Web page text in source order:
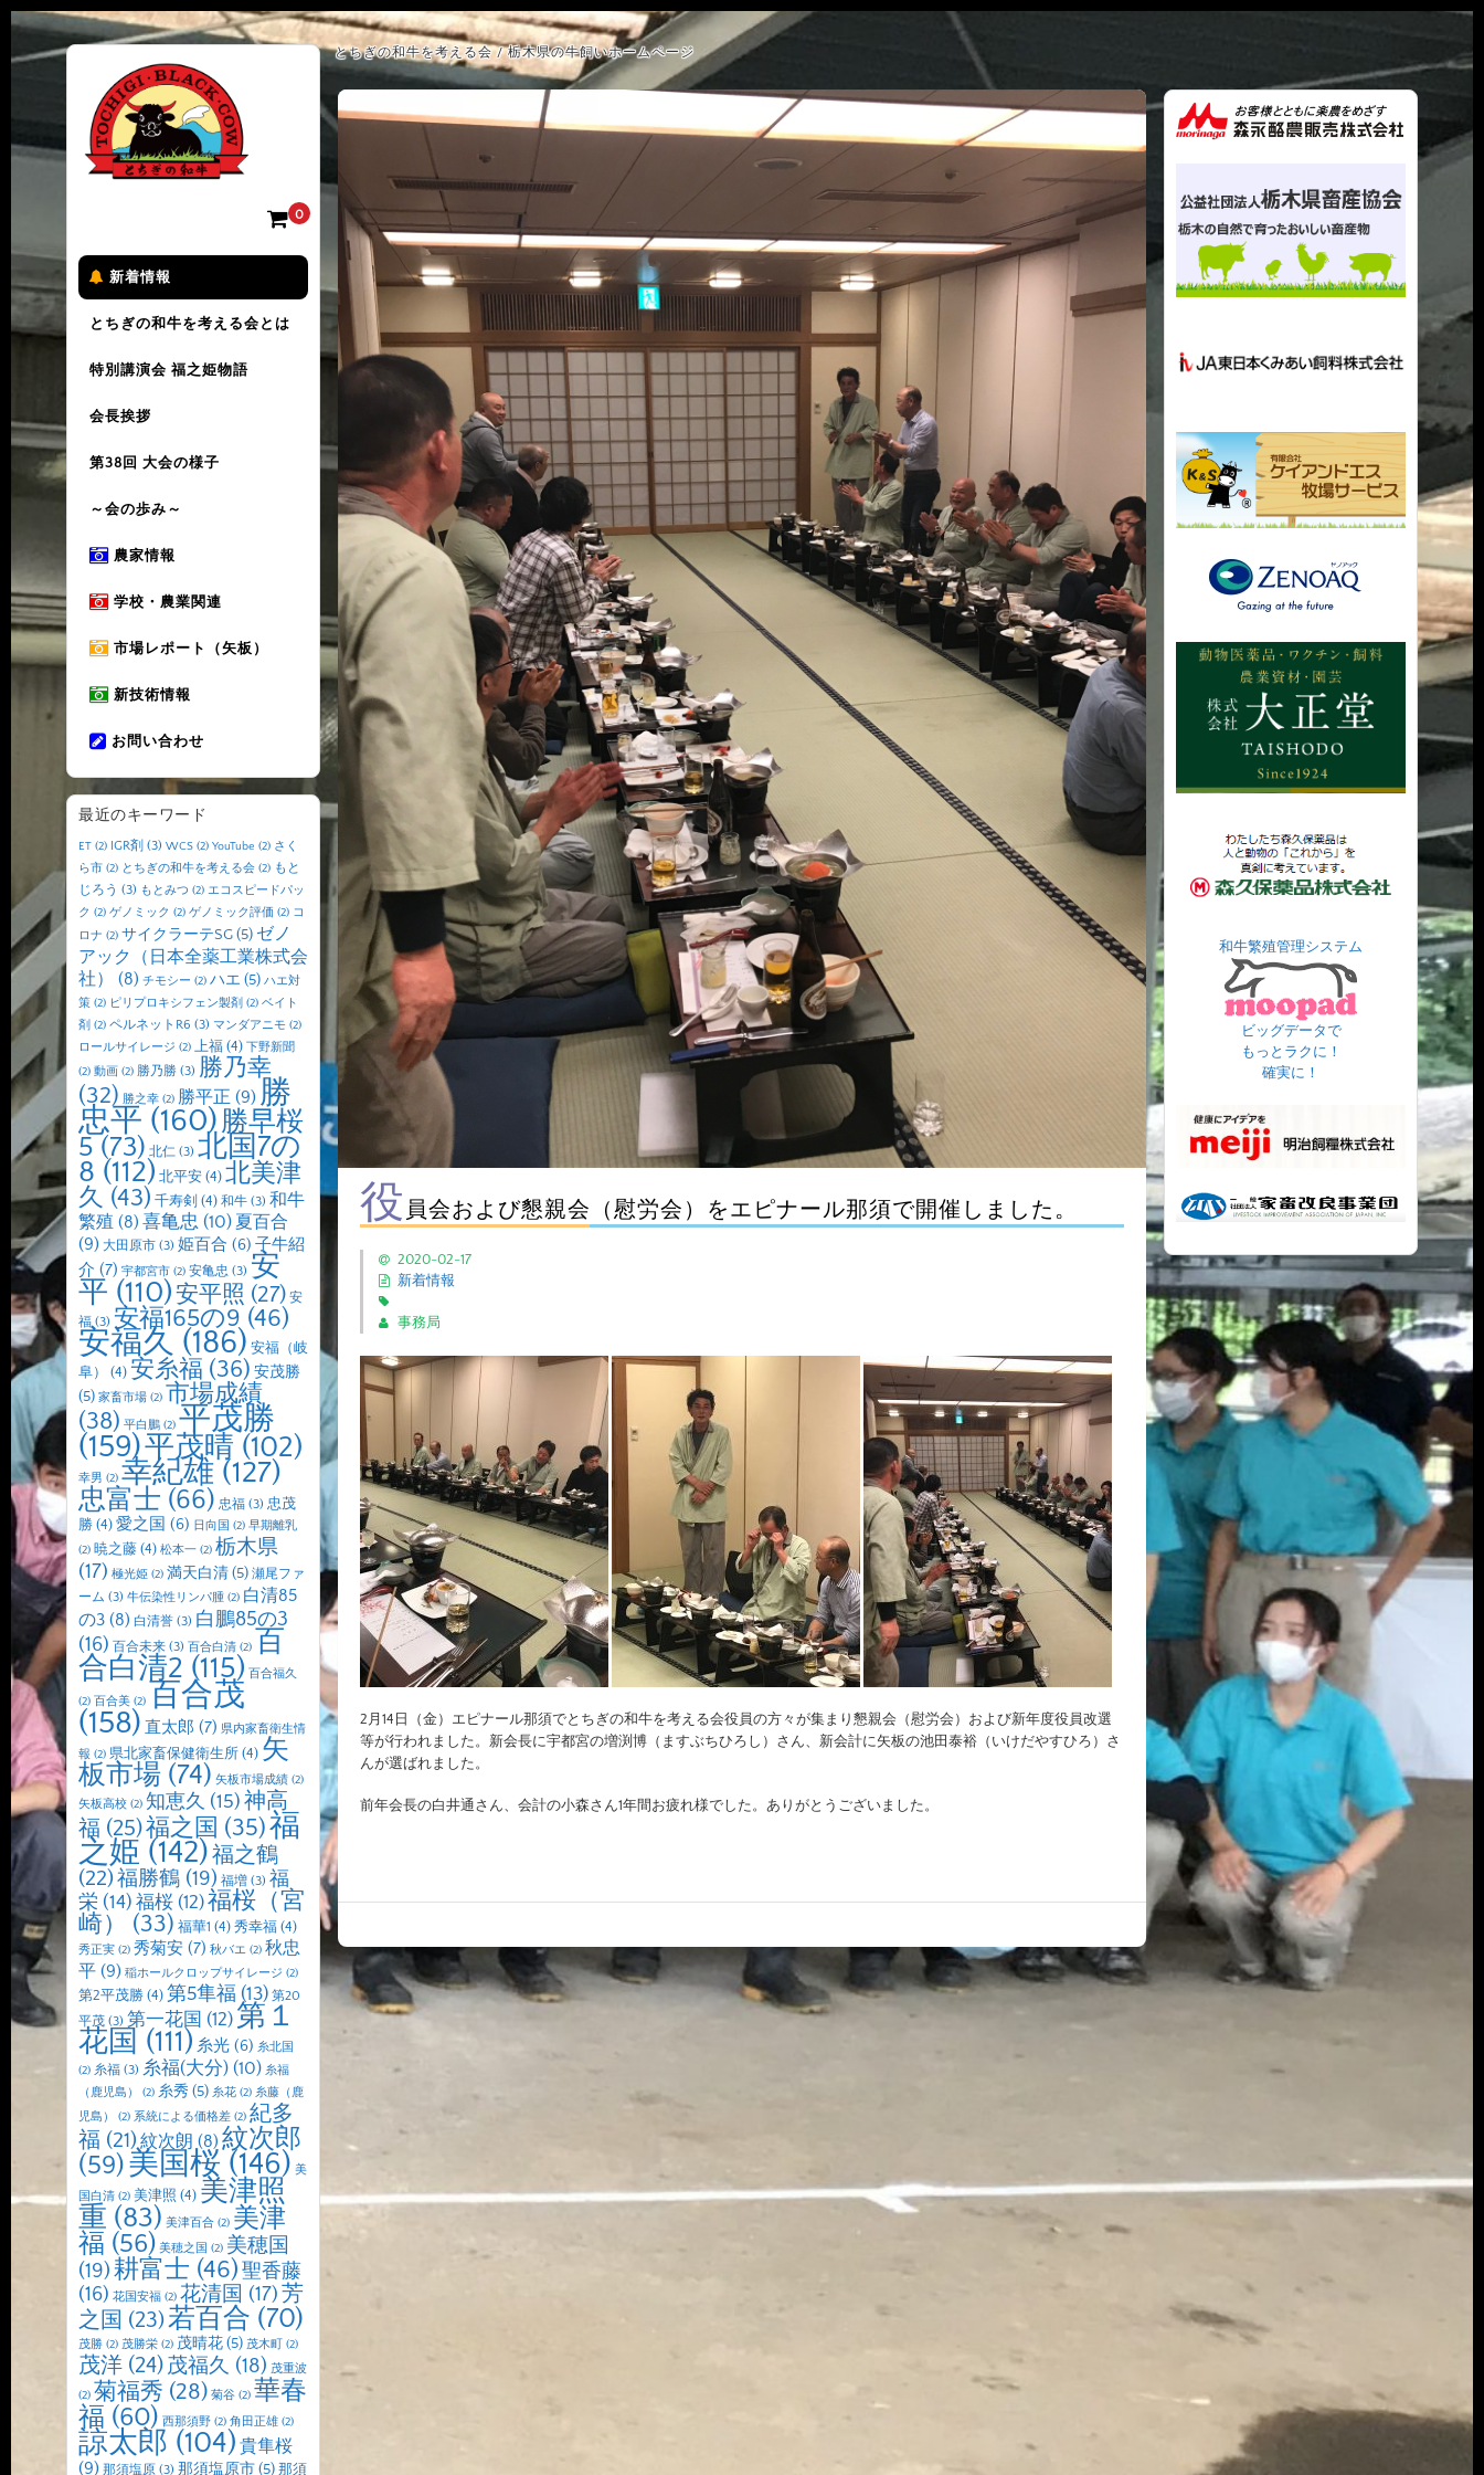
とちぎの和牛を考える会 / 栃木県の牛飼いホームページ
0
新着情報
とちぎの和牛を考える会とは
特別講演会 福之姫物語
会長挨拶
第38回 大会の様子
～会の歩み～
農家情報
学校・農業関連
市場レポート（矢板）
新技術情報
お問い合わせ
役 員会および懇親会（慰労会）をエピナール那須で開催しました。
2020-02-17
新着情報
事務局
2月14日（金）エピナール那須でとちぎの和牛を考える会役員の方々が集まり懇親会（慰労会）および新年度役員改選
等が行われました。新会長に宇都宮の増渕博（ますぶちひろし）さん、新会計に矢板の池田泰裕（いけだやすひろ）さ
んが選ばれました。
前年会長の白井通さん、会計の小森さん1年間お疲れ様でした。ありがとうございました。
和牛繁殖管理システム
ビッグデータで
もっとラクに！
確実に！
最近のキーワード
ET (2) IGR剤 (3) WCS (2) YouTube (2) さく
ら市 (2) とちぎの和牛を考える会 (2) もと
じろう (3) もとみつ (2) エコスピードパッ
ク (2) ゲノミック (2) ゲノミック評価 (2) コ
ロナ (2) サイクラーテSG(5) ゼノ
アック（日本全薬工業株式会
社）
(8) チモシー (2) ハエ (5) ハエ対
策 (2) ピリプロキシフェン製剤 (2) ベイト
剤 (2) ペルネットR6 (3) マンダアニモ (2)
ロールサイレージ (2) 上福 (4) 下野新聞
(2) 動画 (2) 勝乃勝 (3) 勝乃幸
(32) 勝之幸 (2) 勝平正 (9) 勝
忠平 (160)勝早桜
5 (73) 北仁 (3) 北国7の
8 (112) 北平安 (4) 北美津
久 (43) 千寿剣 (4) 和牛 (3) 和牛
繁殖 (8) 喜亀忠 (10) 夏百合
(9) 大田原市 (3) 姫百合 (6) 子牛紹
介 (7) 宇都宮市 (2) 安亀忠 (3) 安
平 (110)安平照 (27) 安
福(3) 安福165の9 (46)
安福久 (186) 安福（岐
阜）
(4) 安糸福 (36) 安茂勝
(5) 家畜市場 (2) 市場成績
(38) 平白鵬 (2) 平茂勝
(159)平茂晴 (102)
幸男 (2) 幸紀雄 (127)
忠富士 (66) 忠福 (3) 忠茂
勝 (4) 愛之国 (6) 日向国 (2) 早期離乳
(2) 暁之藤 (4) 松本一 (2) 栃木県
(17) 極光姫 (2) 満天白清(5) 瀬尾ファ
ーム (3) 牛伝染性リンパ腫 (2) 白清85
の3 (8) 白清誉 (3) 白鵬85の3
(16) 百合未来 (3) 百合白清 (2) 百
合白清2 (115) 百合福久
(2) 百合美 (2)
百合茂
(158) 直太郎 (7) 県内家畜衛生情
報 (2) 県北家畜保健衛生所 (4) 矢
板市場 (74) 矢板市場成績 (2)
矢板高校 (2) 知恵久 (15) 神高
福 (25)福之国 (35)福
之姫 (142)福之鶴
(22)福勝鶴 (19) 福増 (3) 福
栄 (14) 福桜 (12)福桜（宮
崎）
(33) 福華1 (4) 秀幸福 (4)
秀正実 (2) 秀菊安 (7) 秋バエ (2) 秋忠
平 (9) 稲ホールクロップサイレージ (2)
第2平茂勝 (4) 第5隼福 (13) 第20
平茂 (3) 第一花国 (12) 第１
花国 (111) 糸光 (6) 糸北国
(2) 糸福 (3) 糸福(大分) (10) 糸福
（鹿児島）
(2) 糸秀 (5) 糸花 (2) 糸藤（鹿
児島）
(2) 系統による価格差 (2) 紀多
福 (21) 紋次朗 (8) 紋次郎
(59)美国桜 (146) 美
国白清 (2) 美津照 (4) 美津照
重 (83) 美津百合 (2) 美津
福 (56) 美穂之国 (2) 美穂国
(19)耕富士 (46)聖香藤
(16) 花国安福 (2) 花清国 (17)芳
之国 (23)若百合 (70)
茂勝 (2) 茂勝栄 (2) 茂晴花(5) 茂木町 (2)
茂洋 (24)茂福久 (18) 茂重波
(2) 菊福秀 (28) 菊谷 (2) 華春
福 (60) 西那須野 (2) 角田正雄 (2)
諒太郎 (104) 貴隼桜
(9) 那須塩原 (3) 那須塩原市(5) 那須